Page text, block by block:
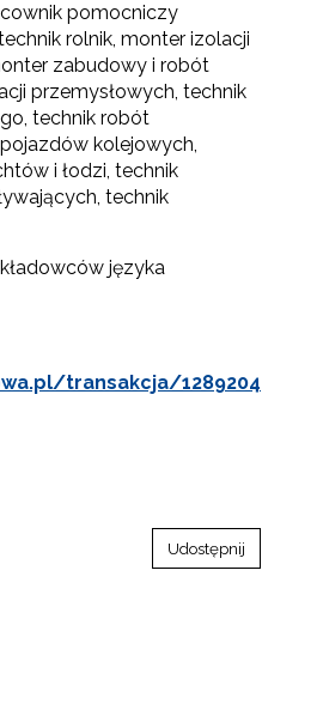
pomocniczy
rolnik, monter izolacji
zabudowy i robót
przemysłowych, technik
technik robót
kolejowych,
i łodzi, technik
technik
języka
transakcja/1289204
Udostępnij